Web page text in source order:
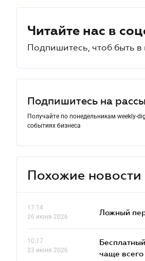
Читайте нас в
Подпишитесь, чтоб быть в
Подпишитесь на
Получайте по понедельникам weekly-
событиях бизнеса
Похожие новости
17.14
26 июня 2026
Ложный
10.17
23 июня 2026
чаще